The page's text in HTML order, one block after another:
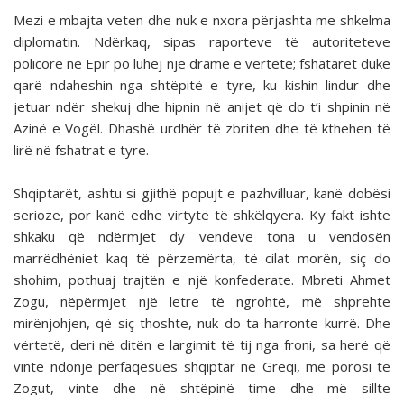
Mezi e mbajta veten dhe nuk e nxora përjashta me shkelma
diplomatin. Ndërkaq, sipas raporteve të autoriteteve
policore në Epir po luhej një dramë e vërtetë; fshatarët duke
qarë ndaheshin nga shtëpitë e tyre, ku kishin lindur dhe
jetuar ndër shekuj dhe hipnin në anijet që do t’i shpinin në
Azinë e Vogël. Dhashë urdhër të zbriten dhe të kthehen të
lirë në fshatrat e tyre.
Shqiptarët, ashtu si gjithë popujt e pazhvilluar, kanë dobësi
serioze, por kanë edhe virtyte të shkëlqyera. Ky fakt ishte
shkaku që ndërmjet dy vendeve tona u vendosën
marrëdhëniet kaq të përzemërta, të cilat morën, siç do
shohim, pothuaj trajtën e një konfederate. Mbreti Ahmet
Zogu, nëpërmjet një letre të ngrohtë, më shprehte
mirënjohjen, që siç thoshte, nuk do ta harronte kurrë. Dhe
vërtetë, deri në ditën e largimit të tij nga froni, sa herë që
vinte ndonjë përfaqësues shqiptar në Greqi, me porosi të
Zogut, vinte dhe në shtëpinë time dhe më sillte